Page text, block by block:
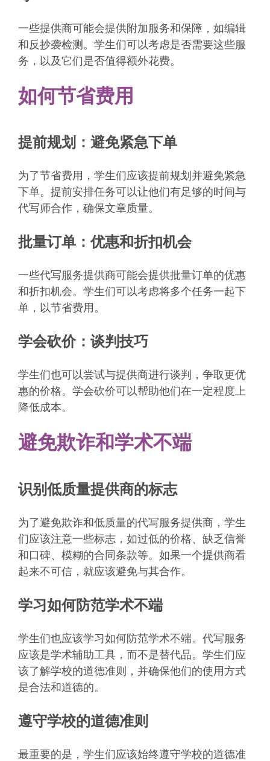
一些提供商可能会提供附加服务和保障，如编辑
和反抄袭检测。学生们可以考虑是否需要这些服
务，以及它们是否值得额外花费。
如何节省费用
提前规划：避免紧急下单
为了节省费用，学生们应该提前规划并避免紧急
下单。提前安排任务可以让他们有足够的时间与
代写师合作，确保文章质量。
批量订单：优惠和折扣机会
一些代写服务提供商可能会提供批量订单的优惠
和折扣机会。学生们可以考虑将多个任务一起下
单，以节省费用。
学会砍价：谈判技巧
学生们也可以尝试与提供商进行谈判，争取更优
惠的价格。学会砍价可以帮助他们在一定程度上
降低成本。
避免欺诈和学术不端
识别低质量提供商的标志
为了避免欺诈和低质量的代写服务提供商，学生
们应该注意一些标志，如过低的价格、缺乏信誉
和口碑、模糊的合同条款等。如果一个提供商看
起来不可信，就应该避免与其合作。
学习如何防范学术不端
学生们也应该学习如何防范学术不端。代写服务
应该是学术辅助工具，而不是替代品。学生们应
该了解学校的道德准则，并确保他们的使用方式
是合法和道德的。
遵守学校的道德准则
最重要的是，学生们应该始终遵守学校的道德准